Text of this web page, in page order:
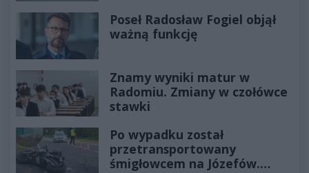
Poseł Radosław Fogiel objął
ważną funkcję
Znamy wyniki matur w
Radomiu. Zmiany w czołówce
stawki
Po wypadku został
przetransportowany
śmigłowcem na Józefów.